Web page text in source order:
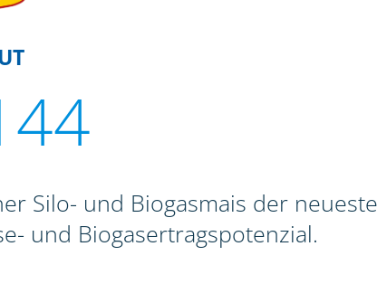
Silo- und Biogasmais der
und Biogasertragspotenzial.